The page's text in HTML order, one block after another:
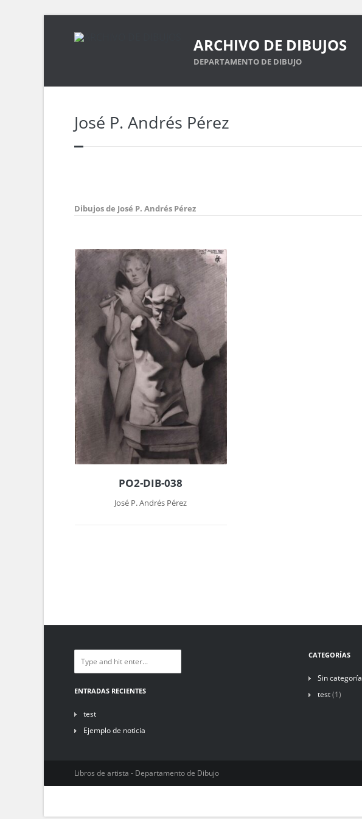
ARCHIVO DE DIBUJOS
DEPARTAMENTO DE DIBUJO
José P. Andrés Pérez
Dibujos de José P. Andrés Pérez
PO2-DIB-038
José P. Andrés Pérez
ENTRADAS RECIENTES
test
Ejemplo de noticia
CATEGORÍAS
Sin categoría
test(1)
Libros de artista - Departamento de Dibujo